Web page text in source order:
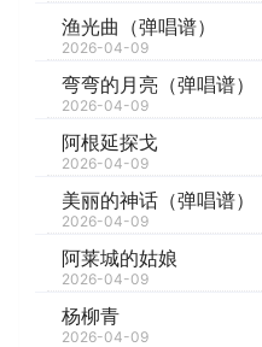
渔光曲（弹唱谱）
2026-04-09
弯弯的月亮（弹唱谱）
2026-04-09
阿根延探戈
2026-04-09
美丽的神话（弹唱谱）
2026-04-09
阿莱城的姑娘
2026-04-09
杨柳青
2026-04-09